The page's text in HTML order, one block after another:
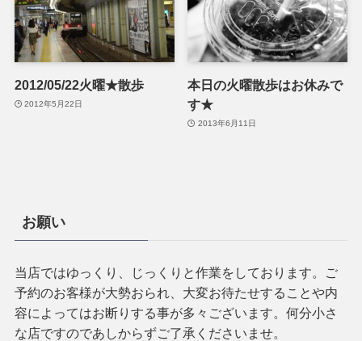
2012/05/22火曜★散歩
2012年5月22日
本日の火曜散歩はお休みで
す★
2013年6月11日
お願い
当店ではゆっくり、じっくりと作業をしております。ご
予約のお客様が大勢おられ、大変お待たせすることや内
容によってはお断りする事が多々ございます。何分小さ
な店ですのであしからずご了承くださいませ。